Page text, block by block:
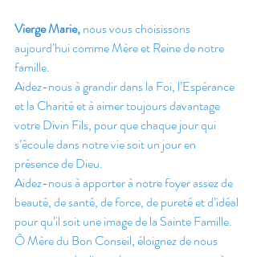
Vierge Marie, nous vous choisissons
aujourd’hui comme Mère et Reine de notre
famille.
Aidez-nous à grandir dans la Foi, l’Espérance
et la Charité et à aimer toujours davantage
votre Divin Fils, pour que chaque jour qui
s’écoule dans notre vie soit un jour en
présence de Dieu.
Aidez-nous à apporter à notre foyer assez de
beauté, de santé, de force, de pureté et d’idéal
pour qu’il soit une image de la Sainte Famille.
Ô Mère du Bon Conseil, éloignez de nous